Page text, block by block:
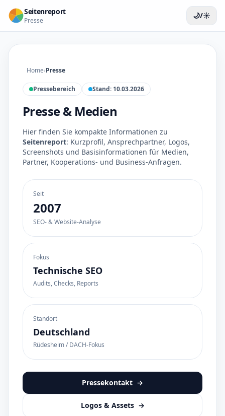
Seitenreport
Presse
🌙/☀️
Home›Presse
Pressebereich Stand: 10.03.2026
Presse & Medien
Hier finden Sie kompakte Informationen zu
Seitenreport: Kurzprofil, Ansprechpartner, Logos,
Screenshots und Basisinformationen für Medien,
Partner, Kooperations- und Business-Anfragen.
Seit
2007
SEO- & Website-Analyse
Fokus
Technische SEO
Audits, Checks, Reports
Standort
Deutschland
Rüdesheim / DACH-Fokus
Pressekontakt →
Logos & Assets →